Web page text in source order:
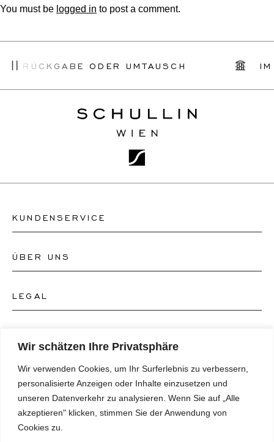
Wir schätzen Ihre Privatsphäre
Wir verwenden Cookies, um Ihr Surferlebnis zu verbessern,
personalisierte Anzeigen oder Inhalte einzusetzen und
unseren Datenverkehr zu analysieren. Wenn Sie auf „Alle
akzeptieren" klicken, stimmen Sie der Anwendung von
Cookies zu.
You must be logged in to post a comment.
RÜCKGABE ODER UMTAUSCH IM
KUNDENSERVICE
Kontakt Uhrengeschäft
ÜBER UNS
Über uns
Magazin
Presse
LEGAL
Datenschutzrichtlinie
Impressum
Barrierefreiheitserklärung
Instagram
Facebook
SPRACHE
Deutsch
NEWSLETTER